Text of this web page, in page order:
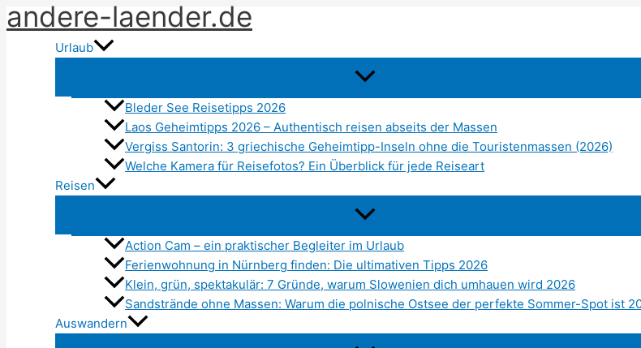
Zum
Inhalt
springen
andere-laender.de
Urlaub
Bleder See Reisetipps 2026
Laos Geheimtipps 2026 – Authentisch reisen abseits der Massen
Vergiss Santorin: 3 griechische Geheimtipp-Inseln ohne die Touristenmassen (2026)
Welche Kamera für Reisefotos? Ein Überblick für jede Reiseart
Reisen
Action Cam – ein praktischer Begleiter im Urlaub
Ferienwohnung in Nürnberg finden: Die ultimativen Tipps 2026
Klein, grün, spektakulär: 7 Gründe, warum Slowenien dich umhauen wird 2026
Sandstrände ohne Massen: Warum die polnische Ostsee der perfekte Sommer-Spot ist
Auswandern